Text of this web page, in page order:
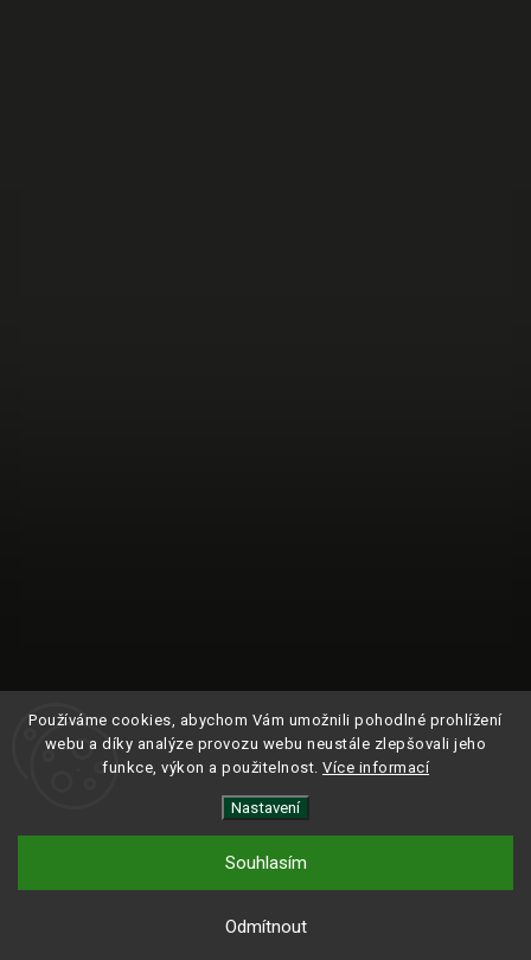
Používáme cookies, abychom Vám umožnili pohodlné prohlížení
webu a díky analýze provozu webu neustále zlepšovali jeho
funkce, výkon a použitelnost. Více informací
Nastavení
Odmítnout
Souhlasím
Copyright 2024ROAM.| Všechna práva vyhrazena.